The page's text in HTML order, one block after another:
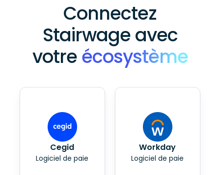
Connectez
Stairwage avec
votreécosystème
Cegid
Logiciel de paie
Workday
Logiciel de paie